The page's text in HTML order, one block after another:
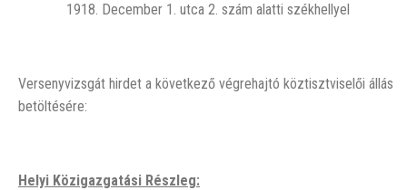
1918. December 1. utca 2. szám alatti székhellyel
Versenyvizsgát hirdet a következő végrehajtó köztisztviselői állás
betöltésére:
Helyi Közigazgatási Részleg: